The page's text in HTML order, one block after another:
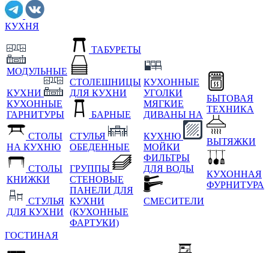
КУХНЯ
МОДУЛЬНЫЕ
КУХНИ
КУХОННЫЕ
ГАРНИТУРЫ
СТОЛЫ
НА КУХНЮ
СТОЛЫ
КНИЖКИ
СТУЛЬЯ
ДЛЯ КУХНИ
ТАБУРЕТЫ
СТОЛЕШНИЦЫ
ДЛЯ КУХНИ
БАРНЫЕ
СТУЛЬЯ
ОБЕДЕННЫЕ
ГРУППЫ
СТЕНОВЫЕ
ПАНЕЛИ ДЛЯ
КУХНИ
(КУХОННЫЕ
ФАРТУКИ)
КУХОННЫЕ
УГОЛКИ
МЯГКИЕ
ДИВАНЫ НА
КУХНЮ
МОЙКИ
ФИЛЬТРЫ
ДЛЯ ВОДЫ
СМЕСИТЕЛИ
БЫТОВАЯ
ТЕХНИКА
ВЫТЯЖКИ
КУХОННАЯ
ФУРНИТУРА
ГОСТИНАЯ